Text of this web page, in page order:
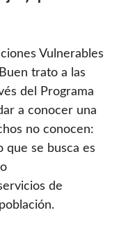
Vulnerables
trato a las
del Programa
a conocer una
no conocen:
que se busca es
de